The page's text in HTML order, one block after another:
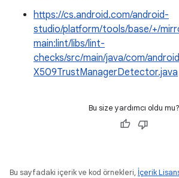
https://cs.android.com/android-
studio/platform/tools/base/+/
main:lint/libs/lint-
checks/src/main/java/com/
X509TrustManagerDetector.java
Bu size yardımcı oldu mu?
Bu sayfadaki içerik ve kod örnekleri, İçerik